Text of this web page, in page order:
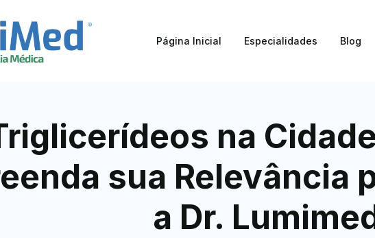
Página Inicial Especialidades Blog
na
sua Relevância
a Dr.